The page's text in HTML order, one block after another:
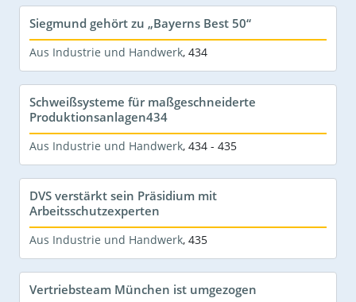
Siegmund gehört zu „Bayerns Best 50“
Aus Industrie und Handwerk, 434
Schweißsysteme für maßgeschneiderte
Produktionsanlagen434
Aus Industrie und Handwerk, 434 - 435
DVS verstärkt sein Präsidium mit
Arbeitsschutzexperten
Aus Industrie und Handwerk, 435
Vertriebsteam München ist umgezogen